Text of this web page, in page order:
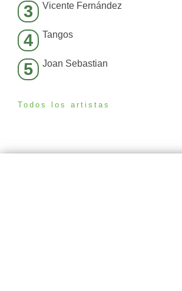
3 Vicente Fernández
4 Tangos
5 Joan Sebastian
Todos los artistas